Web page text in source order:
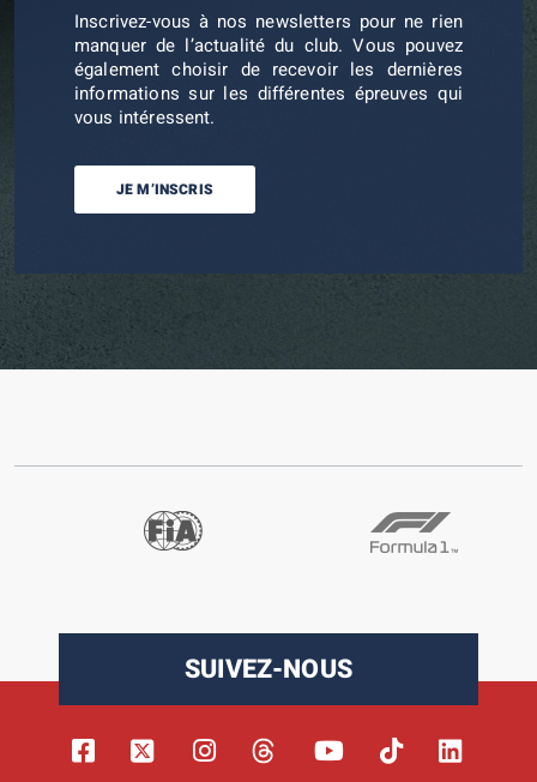
Inscrivez-vous à nos newsletters pour ne rien
manquer de l’actualité du club. Vous pouvez
également choisir de recevoir les dernières
informations sur les différentes épreuves qui
vous intéressent.
JE M’INSCRIS
SUIVEZ-NOUS